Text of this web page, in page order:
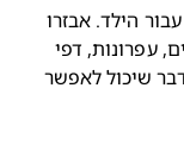
אפשרות נוספת היא להקים פינת עבודה גם עבור הילד. אבזרו
אותה בדומה לאזור העבודה שלכם, עם טושים, עפרונות, דפי
יצירה, אם יש לכם  - מחשב נייד צעצוע וכל דבר שיכול לאפשר